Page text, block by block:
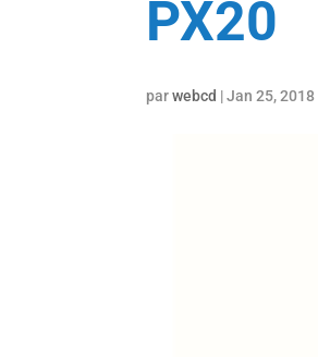
PX20
parwebcd |Jan 25, 2018